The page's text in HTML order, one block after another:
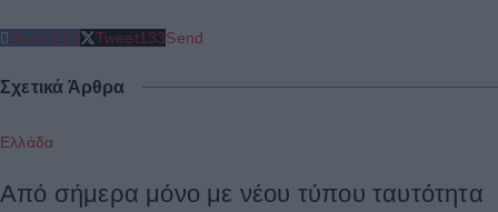
Share212 Tweet133Send
Σχετικά Άρθρα
Ελλάδα
Από σήμερα μόνο με νέου τύπου ταυτότητα